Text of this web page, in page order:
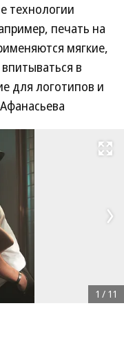
технологии
печать на
мягкие,
в
для логотипов и
Развернуть
1 / 11